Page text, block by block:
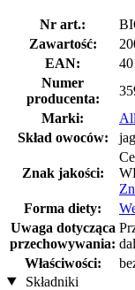
Nr art.:
Zawartość:
EAN:
Numer
producenta:
Marki:
Skład owoców:
Znak jakości:
Forma diety:
Uwaga dotycząca
przechowywania:
Właściwości:
Składniki